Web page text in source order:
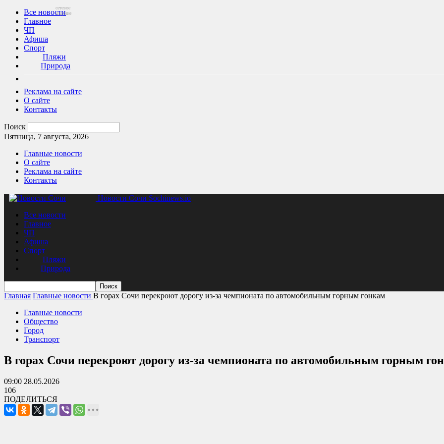
Все новости
Главное
ЧП
Афиша
Спорт
Пляжи
Природа
Реклама на сайте
О сайте
Контакты
Поиск
Пятница, 7 августа, 2026
Главные новости
О сайте
Реклама на сайте
Контакты
Новости Сочи Sochinews.io
сетевое
издание
Все новости
Главное
ЧП
Афиша
Спорт
Пляжи
Природа
Главная Главные новости В горах Сочи перекроют дорогу из-за чемпионата по автомобильным горным гонкам
Главные новости
Общество
Город
Транспорт
В горах Сочи перекроют дорогу из-за чемпионата по автомобильным горным
09:00 28.05.2026
106
ПОДЕЛИТЬСЯ